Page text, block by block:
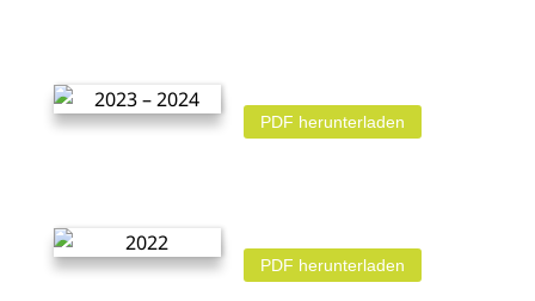
PDF herunterladen
PDF herunterladen